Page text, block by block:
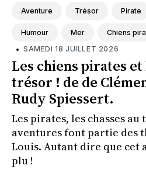
Aventure Trésor Pirate
Humour Mer Chiens
• SAMEDI 18 JUILLET 2026
Les chiens pirates
trésor ! de de
Rudy Spiessert.
Les pirates, les chasses
aventures font partie des thèmes préférés de
Louis. Autant dire que cet
plu !